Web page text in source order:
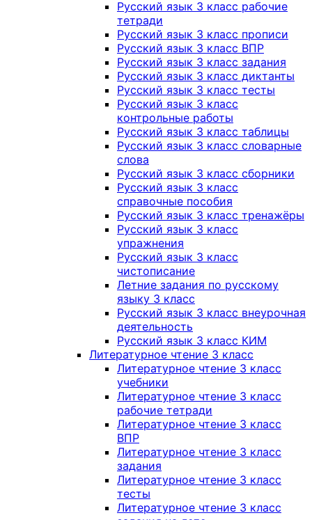
Русский язык 3 класс рабочие
тетради
Русский язык 3 класс прописи
Русский язык 3 класс ВПР
Русский язык 3 класс задания
Русский язык 3 класс диктанты
Русский язык 3 класс тесты
Русский язык 3 класс
контрольные работы
Русский язык 3 класс таблицы
Русский язык 3 класс словарные
слова
Русский язык 3 класс сборники
Русский язык 3 класс
справочные пособия
Русский язык 3 класс тренажёры
Русский язык 3 класс
упражнения
Русский язык 3 класс
чистописание
Летние задания по русскому
языку 3 класс
Русский язык 3 класс внеурочная
деятельность
Русский язык 3 класс КИМ
Литературное чтение 3 класс
Литературное чтение 3 класс
учебники
Литературное чтение 3 класс
рабочие тетради
Литературное чтение 3 класс
ВПР
Литературное чтение 3 класс
задания
Литературное чтение 3 класс
тесты
Литературное чтение 3 класс